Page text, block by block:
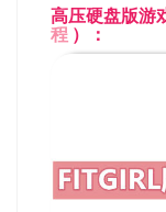
高压硬盘版游
程 ）：